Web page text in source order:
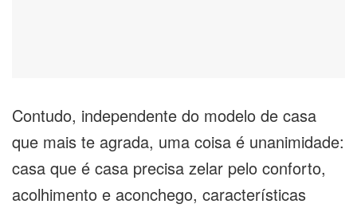
Contudo, independente do modelo de casa
que mais te agrada, uma coisa é unanimidade:
casa que é casa precisa zelar pelo conforto,
acolhimento e aconchego, características